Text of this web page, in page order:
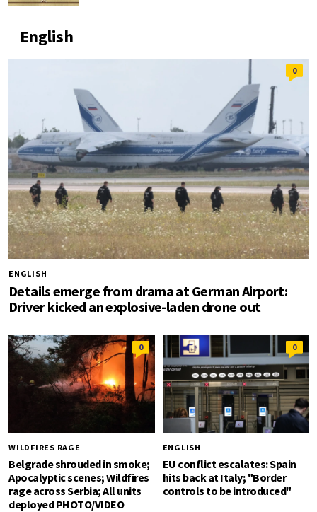
English
0
ENGLISH
Details emerge from drama at German Airport:
Driver kicked an explosive-laden drone out
0
WILDFIRES RAGE
Belgrade shrouded in smoke;
Apocalyptic scenes; Wildfires
rage across Serbia; All units
deployed PHOTO/VIDEO
0
ENGLISH
EU conflict escalates: Spain
hits back at Italy; "Border
controls to be introduced"